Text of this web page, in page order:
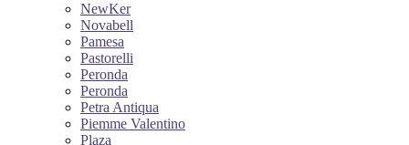
NewKer
Novabell
Pamesa
Pastorelli
Peronda
Peronda
Petra Antiqua
Piemme Valentino
Plaza